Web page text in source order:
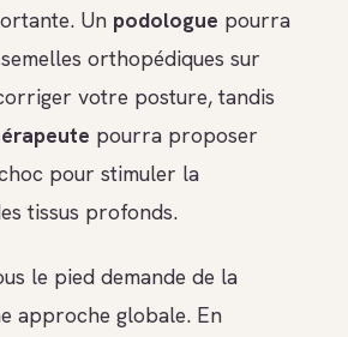
Un podologue pourra
orthopédiques sur
votre posture, tandis
pourra proposer
pour stimuler la
tissus profonds.
le pied demande de la
approche globale. En